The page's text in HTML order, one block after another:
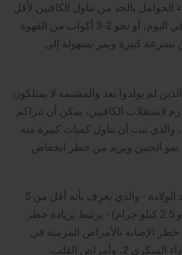
الحوامل بالحد من تناول الكافيين لأقل
من 200 ملليجرام في اليوم، أو نحو 2-3 أكواب من القهوة.
بسرعة كبيرة ويمر بسهولة إلى
لم يولدوا بعد والمشيمة لا يمتلكون
لاستقلاب الكافيين، يمكن أن تتراكم
والذي ثبت أن تناول كميات كبيرة منه
نمو الجنين ويزيد من خطر انخفاض
وانخفاض الوزن عند الولادة - والذي يعرف بأنه أقل من 5
أرطال، 8 أوقيات (أو 2.5 كيلو جرام) - يرتبط بزيادة خطر
خطر الإصابة بالأمراض المزمنة في
2، وأمراض القلب.